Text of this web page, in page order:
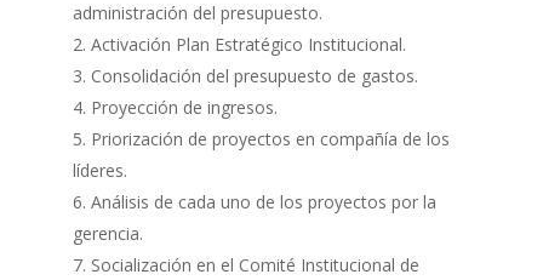
administración del presupuesto.
Activación Plan Estratégico Institucional.
Consolidación del presupuesto de gastos.
Proyección de ingresos.
Priorización de proyectos en compañía de los
líderes.
Análisis de cada uno de los proyectos por la
gerencia.
Socialización en el Comité Institucional de